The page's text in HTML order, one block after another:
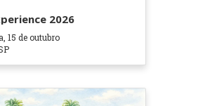
2026
15 de outubro